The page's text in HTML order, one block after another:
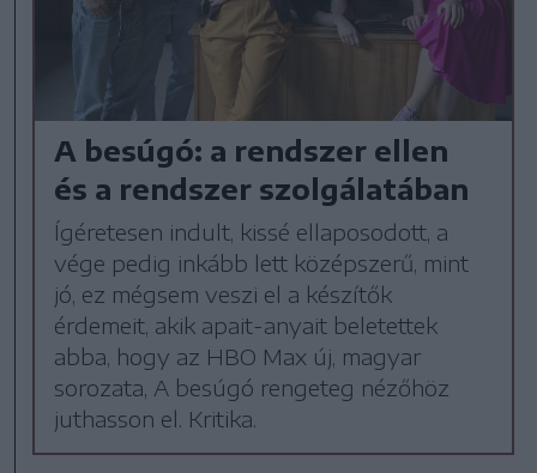
A besúgó: a rendszer ellen
és a rendszer szolgálatában
Ígéretesen indult, kissé ellaposodott, a
vége pedig inkább lett középszerű, mint
jó, ez mégsem veszi el a készítők
érdemeit, akik apait-anyait beletettek
abba, hogy az HBO Max új, magyar
sorozata, A besúgó rengeteg nézőhöz
juthasson el. Kritika.